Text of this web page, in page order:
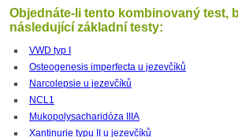
Objednáte-li tento kombinovaný test,
následující základní testy:
VWD typ I
Osteogenesis imperfecta u jezevčíků
Narcolepsie u jezevčíků
NCL1
Mukopolysacharidóza IIIA
Xantinurie typu II u jezevčíků